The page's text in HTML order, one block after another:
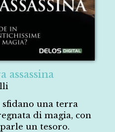
assassina
una terra
di magia, con
un tesoro.